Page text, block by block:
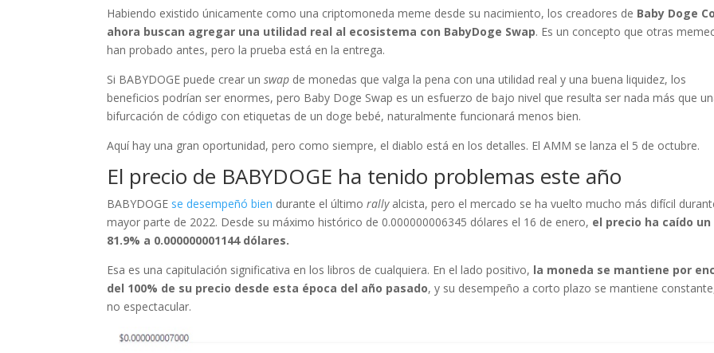
Habiendo existido únicamente como una criptomoneda meme desde su nacimiento, los creadores de Baby Doge
ahora buscan agregar una utilidad real al ecosistema con BabyDoge Swap. Es un concepto que otras
han probado antes, pero la prueba está en la entrega.
Si BABYDOGE puede crear unswap de monedas que valga la pena con una utilidad real y una buena liquidez, los
beneficios podrían ser enormes, pero Baby Doge Swap es un esfuerzo de bajo nivel que resulta ser nada más que
bifurcación de código con etiquetas de un doge bebé, naturalmente funcionará menos bien.
Aquí hay una gran oportunidad, pero como siempre, el diablo está en los detalles. El AMM se lanza el 5 de octubre.
El precio de BABYDOGE ha tenido problemas este año
BABYDOGE se desempeñó bien durante el últimorally alcista, pero el mercado se ha vuelto mucho más difícil
mayor parte de 2022. Desde su máximo histórico de 0.000000006345 dólares el 16 de enero, el precio ha caído un
81.9% a 0.000000001144 dólares.
Esa es una capitulación significativa en los libros de cualquiera. En el lado positivo, la moneda se mantiene por
del 100% de su precio desde esta época del año pasado, y su desempeño a corto plazo se mantiene
no espectacular.